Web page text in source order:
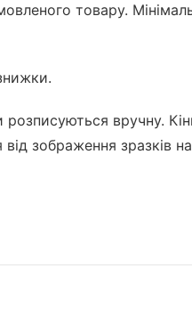
товару.
вручну.
зображення зразків на